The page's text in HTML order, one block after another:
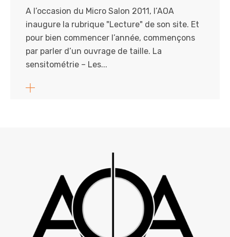
A l’occasion du Micro Salon 2011, l’AOA
inaugure la rubrique "Lecture" de son site. Et
pour bien commencer l’année, commençons
par parler d’un ouvrage de taille. La
sensitométrie – Les...